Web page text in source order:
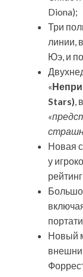
Diona);
Три
линии,
Юэ, и
«
Stars) ,
Новая
у
Новый